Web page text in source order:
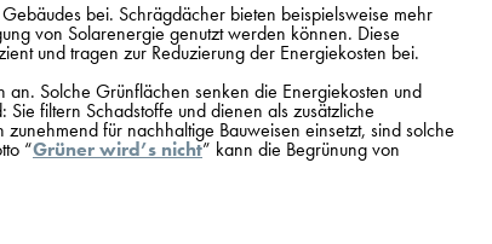
bei. Schrägdächer bieten beispielsweise mehr
von Solarenergie genutzt werden können. Diese
und tragen zur Reduzierung der Energiekosten bei.
Solche Grünflächen senken die Energiekosten und
filtern Schadstoffe und dienen als zusätzliche
für nachhaltige Bauweisen einsetzt, sind solche
“Grüner wird’s nicht” kann die Begrünung von